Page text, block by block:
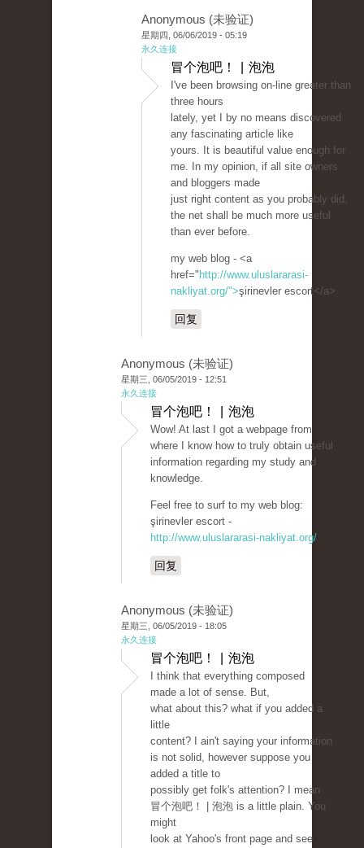
Anonymous (未验证)
星期四, 06/06/2019 - 05:19
永久连接
冒个泡吧！ | 泡泡
I've been browsing on-line greater than
three hours
lately, yet I by no means discovered
any fascinating article like
yours. It is beautiful value enough for
me. In my opinion, if all site owners
and bloggers made
just right content as you probably did,
the net shall be much more useful
than ever before.
my web blog - <a
href=" http://www.uluslararasi-
nakliyat.org/">şirinevler escort</a>
回复
Anonymous (未验证)
星期三, 06/05/2019 - 12:51
永久连接
冒个泡吧！ | 泡泡
Wow! At last I got a webpage from
where I know how to truly obtain useful
information regarding my study and
knowledge.
Feel free to surf to my web blog:
şirinevler escort -
http://www.uluslararasi-nakliyat.org/
回复
Anonymous (未验证)
星期三, 06/05/2019 - 18:05
永久连接
冒个泡吧！ | 泡泡
I think that everything composed
made a lot of sense. But,
what about this? what if you added a
little
content? I ain't saying your information
is not solid, however suppose you
added a title to
possibly get folk's attention? I mean
冒个泡吧！ | 泡泡 is a little plain. You
might
look at Yahoo's front page and see